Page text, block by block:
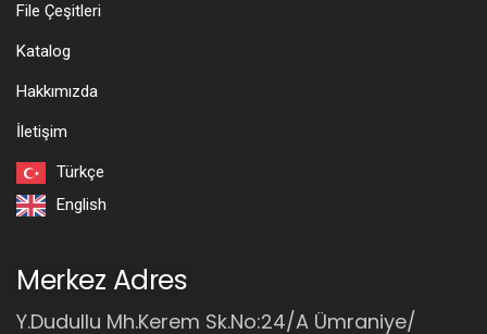
Merkez Adres
Y.Dudullu Mh.Kerem Sk.No:24/A Ümraniye/
File Çeşitleri
Katalog
Hakkımızda
İletişim
Türkçe
English